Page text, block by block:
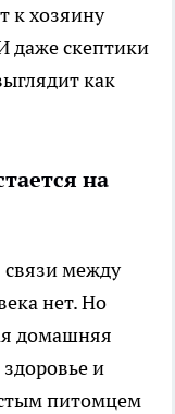
к хозяину
даже скептики
как
на
связи между
нет. Но
домашняя
и
питомцем